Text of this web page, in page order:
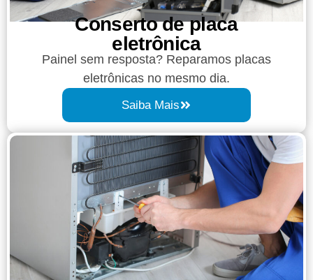
Conserto de placa
eletrônica
Painel sem resposta? Reparamos placas
eletrônicas no mesmo dia.
Saiba Mais